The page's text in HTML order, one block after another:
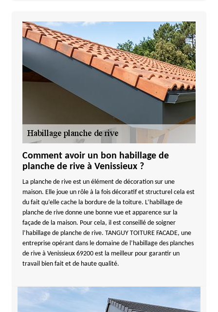
Comment avoir un bon habillage de
planche de rive à Venissieux ?
La planche de rive est un élément de décoration sur une
maison. Elle joue un rôle à la fois décoratif et structurel cela est
du fait qu’elle cache la bordure de la toiture. L’habillage de
planche de rive donne une bonne vue et apparence sur la
façade de la maison. Pour cela, il est conseillé de soigner
l’habillage de planche de rive. TANGUY TOITURE FACADE, une
entreprise opérant dans le domaine de l’habillage des planches
de rive à Venissieux 69200 est la meilleur pour garantir un
travail bien fait et de haute qualité.